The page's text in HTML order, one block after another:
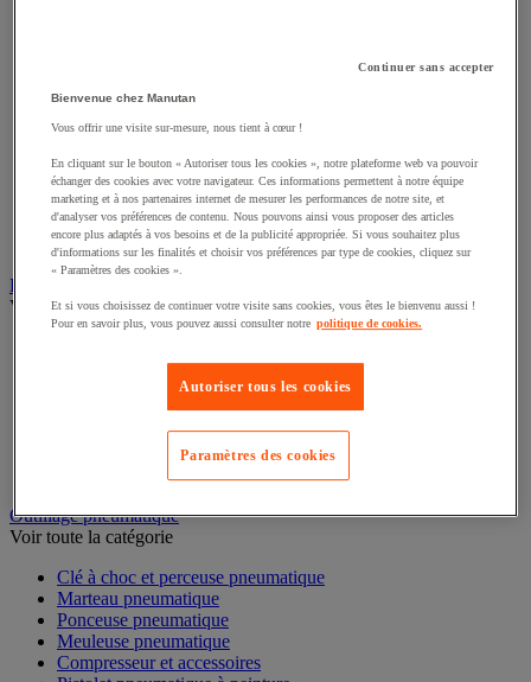
Pointe, clou et agrafe
Poignée de porte, fenêtre et meuble
Paumelle, gond et penture
Rondelle
Douille, insert, ressort et filet rapporté
Antivibratoire
Garniture pour porte, fenêtre et portail
Éclairage
Voir toute la catégorie
Luminaire intérieur et extérieur
Lampe frontale
Lampe d'atelier
Outillage pneumatique
Voir toute la catégorie
Clé à choc et perceuse pneumatique
Marteau pneumatique
Ponceuse pneumatique
Meuleuse pneumatique
Compresseur et accessoires
Continuer sans accepter
Bienvenue chez Manutan
Vous offrir une visite sur-mesure, nous tient à cœur !
En cliquant sur le bouton « Autoriser tous les cookies », notre plateforme web va pouvoir
échanger des cookies avec votre navigateur. Ces informations permettent à notre équipe
marketing et à nos partenaires internet de mesurer les performances de notre site, et
d'analyser vos préférences de contenu. Nous pouvons ainsi vous proposer des articles
encore plus adaptés à vos besoins et de la publicité appropriée. Si vous souhaitez plus
d'informations sur les finalités et choisir vos préférences par type de cookies, cliquez sur
« Paramètres des cookies ».
Et si vous choisissez de continuer votre visite sans cookies, vous êtes le bienvenu aussi !
Pour en savoir plus, vous pouvez aussi consulter notre politique de cookies.
Autoriser tous les cookies
Paramètres des cookies